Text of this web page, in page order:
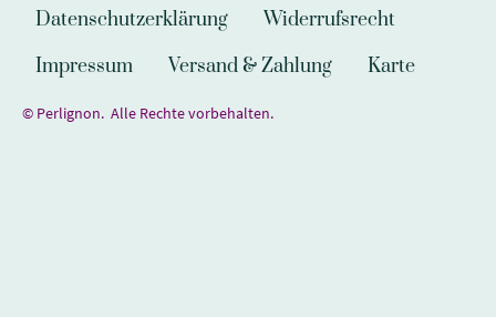
Datenschutzerklärung
Widerrufsrecht
Impressum
Versand & Zahlung Karte
© Perlignon. Alle Rechte vorbehalten.